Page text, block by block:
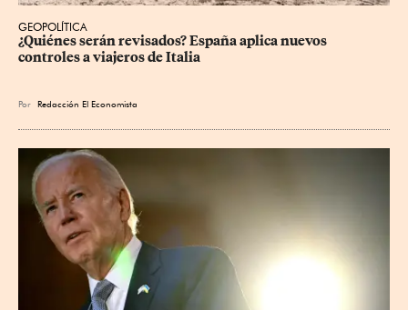
GEOPOLÍTICA
¿Quiénes serán revisados? España aplica nuevos
controles a viajeros de Italia
Por Redacción El Economista